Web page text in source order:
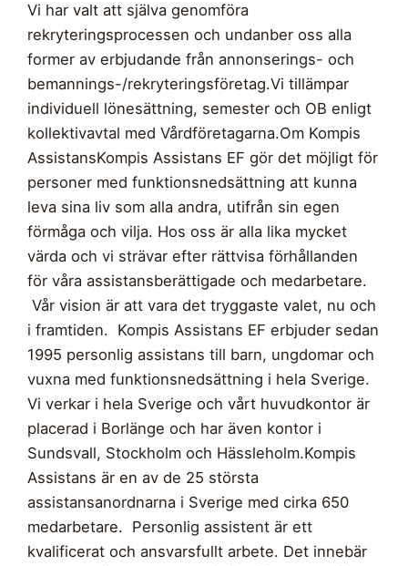
Vi har valt att själva genomföra
rekryteringsprocessen och undanber oss alla
former av erbjudande från annonserings- och
bemannings-/rekryteringsföretag.Vi tillämpar
individuell lönesättning, semester och OB enligt
kollektivavtal med Vårdföretagarna.Om Kompis
AssistansKompis Assistans EF gör det möjligt för
personer med funktionsnedsättning att kunna
leva sina liv som alla andra, utifrån sin egen
förmåga och vilja. Hos oss är alla lika mycket
värda och vi strävar efter rättvisa förhållanden
för våra assistansberättigade och medarbetare.
Vår vision är att vara det tryggaste valet, nu och
i framtiden. Kompis Assistans EF erbjuder sedan
1995 personlig assistans till barn, ungdomar och
vuxna med funktionsnedsättning i hela Sverige.
Vi verkar i hela Sverige och vårt huvudkontor är
placerad i Borlänge och har även kontor i
Sundsvall, Stockholm och Hässleholm.Kompis
Assistans är en av de 25 största
assistansanordnarna i Sverige med cirka 650
medarbetare. Personlig assistent är ett
kvalificerat och ansvarsfullt arbete. Det innebär